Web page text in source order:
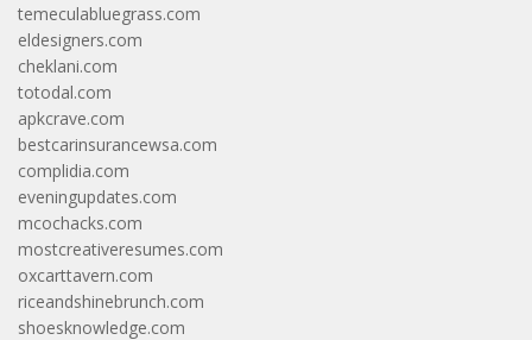
temeculabluegrass.com
eldesigners.com
cheklani.com
totodal.com
apkcrave.com
bestcarinsurancewsa.com
complidia.com
eveningupdates.com
mcochacks.com
mostcreativeresumes.com
oxcarttavern.com
riceandshinebrunch.com
shoesknowledge.com